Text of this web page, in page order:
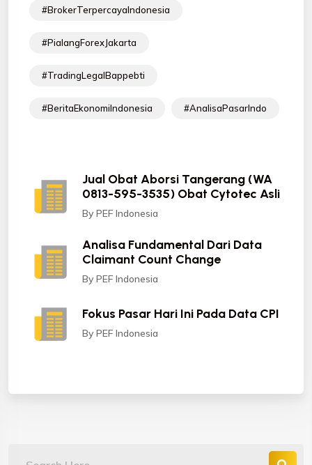
#BrokerTerpercayaIndonesia
#PialangForexJakarta
#TradingLegalBappebti
#BeritaEkonomiIndonesia #AnalisaPasarIndo
Jual Obat Aborsi Tangerang (WA
0813-595-3535) Obat Cytotec Asli
By PEF Indonesia
Analisa Fundamental Dari Data
Claimant Count Change
By PEF Indonesia
Fokus Pasar Hari Ini Pada Data CPI
By PEF Indonesia